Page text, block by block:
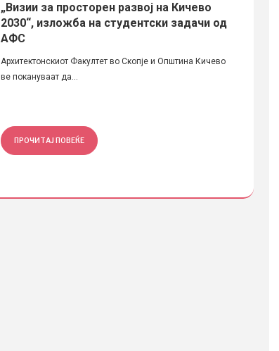
„Визии за просторен развој на Кичево
2030“, изложба на студентски задачи од
АФС
Архитектонскиот Факултет во Скопје и Општина Кичево
ве покануваат да...
ПРОЧИТАЈ ПОВЕЌЕ
во